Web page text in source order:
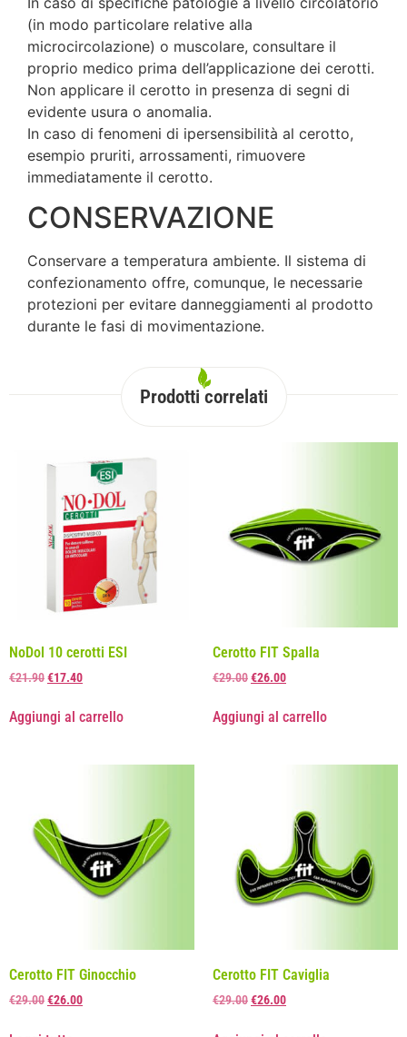
(in modo particolare relative alla
microcircolazione) o muscolare, consultare il
proprio medico prima dell’applicazione dei cerotti.
Non applicare il cerotto in presenza di segni di
evidente usura o anomalia.
In caso di fenomeni di ipersensibilità al cerotto,
esempio pruriti, arrossamenti, rimuovere
immediatamente il cerotto.
CONSERVAZIONE
Conservare a temperatura ambiente. Il sistema di
confezionamento offre, comunque, le necessarie
protezioni per evitare danneggiamenti al prodotto
durante le fasi di movimentazione.
Prodotti correlati
NoDol 10 cerotti ESI
€21.90€17.40
Aggiungi al carrello
Cerotto FIT Spalla
€29.00€26.00
Aggiungi al carrello
Cerotto FIT Ginocchio
€29.00€26.00
Cerotto FIT Caviglia
€29.00€26.00